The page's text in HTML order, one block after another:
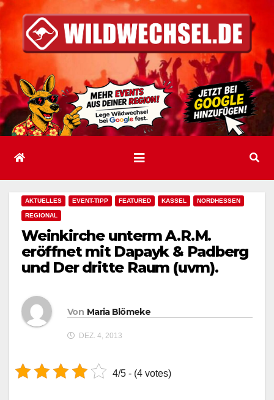
Inhalt
springen
AKTUELLES EVENT-TIPP FEATURED KASSEL NORDHESSEN
REGIONAL
Weinkirche unterm A.R.M.
eröffnet mit Dapayk & Padberg
und Der dritte Raum (uvm).
Von Maria Blömeke
DEZ. 4, 2013
4/5 - (4 votes)